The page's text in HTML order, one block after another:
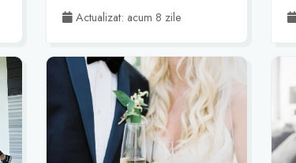
Actualizat: acum 8 zile